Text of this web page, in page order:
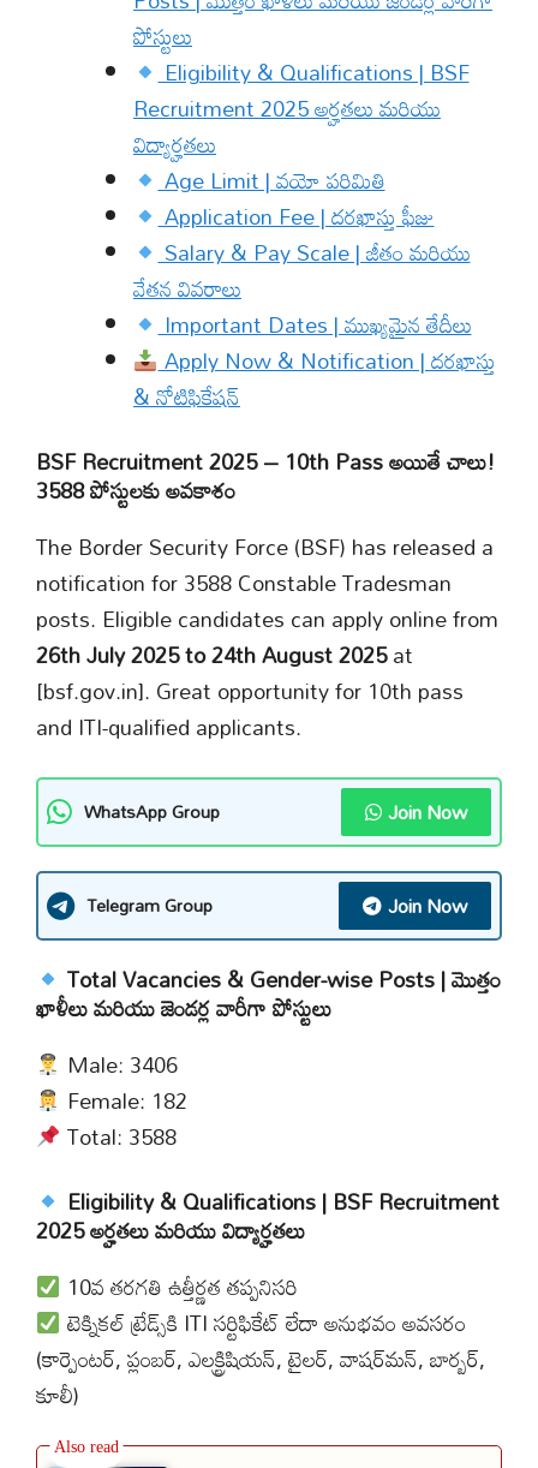
పోస్టులు
Eligibility & Qualifications | BSF
Recruitment 2025 అర్హతలు మరియు
విద్యార్హతలు
Age Limit | వయో పరిమితి
Application Fee | దరఖాస్తు ఫీజు
Salary & Pay Scale | జీతం మరియు
వేతన వివరాలు
Important Dates | ముఖ్యమైన తేదీలు
Apply Now & Notification | దరఖాస్తు
& నోటిఫికేషన్
BSF Recruitment 2025 – 10th Pass అయితే చాలు!
3588 పోస్టులకు అవకాశం
The Border Security Force (BSF) has released a
notification for 3588 Constable Tradesman
posts. Eligible candidates can apply online from
26th July 2025 to 24th August 2025at
[bsf.gov.in]. Great opportunity for 10th pass
and ITI-qualified applicants.
WhatsApp Group Join Now
Telegram Group Join Now
Total Vacancies & Gender-wise Posts | మొత్తం
ఖాళీలు మరియు జెండర్ల వారీగా పోస్టులు
Male: 3406
Female: 182
Total: 3588
Eligibility & Qualifications | BSF Recruitment
2025 అర్హతలు మరియు విద్యార్హతలు
10వ తరగతి ఉత్తీర్ణత తప్పనిసరి
టెక్నికల్ ట్రేడ్స్‌కి ITI సర్టిఫికేట్ లేదా అనుభవం అవసరం
(కార్పెంటర్, ప్లంబర్, ఎలక్ట్రిషియన్, టైలర్, వాషర్‌మన్, బార్బర్,
కూలీ)